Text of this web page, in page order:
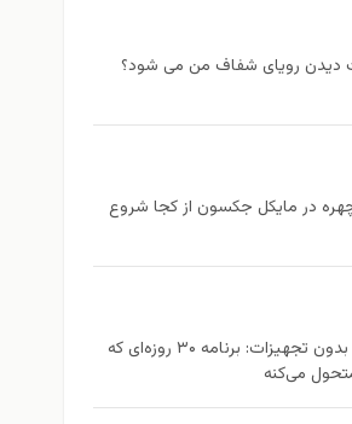
دیدن رویای شفاف من می شود؟
در مایکل جکسون از كجا شروع
تمرین در خانه بدون تجهیزات: برنامه ۳۰ روزه‌ای که
می‌کنه